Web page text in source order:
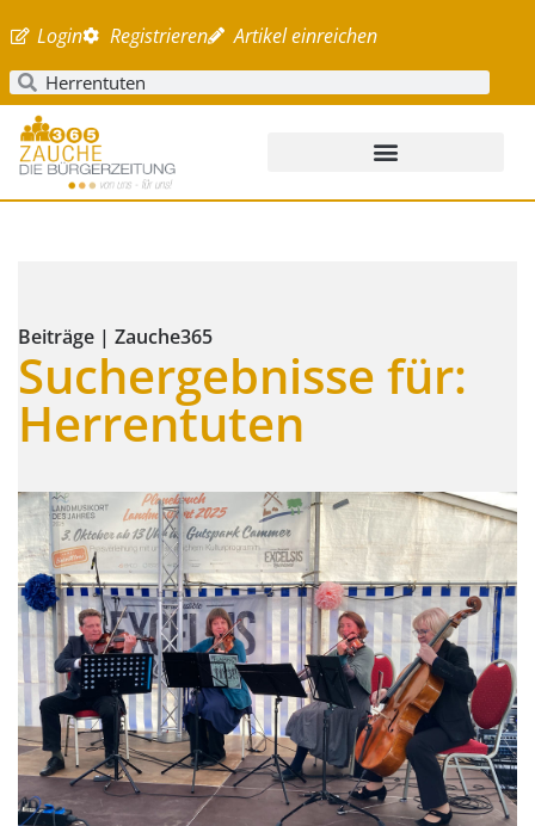
Login Registrieren Artikel einreichen
Beiträge | Zauche365
Suchergebnisse für:
Herrentuten